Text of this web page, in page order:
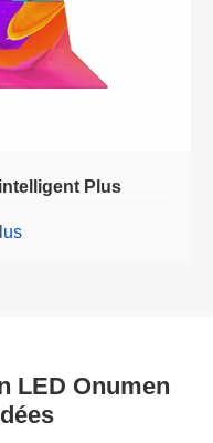
Plus
LED Onumen